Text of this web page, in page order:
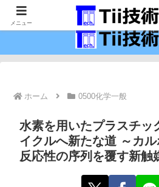
最新の科学技術の情報
ホーム 0500化学一般
水素を用いたプラスチッ
イクルへ新たな道 ～カ
反応性の序列を覆す新触
メニュー